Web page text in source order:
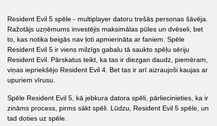
Resident Evil 5 spēle - multiplayer datoru trešās personas šāvēja.
Ražotājs uzņēmums investējis maksimālas pūles un dvēseli, bet
to, kas notika beigās nav ļoti apmierināta ar faniem. Spēle
Resident Evil 5 ir viens milzīgs gabalu tā saukto spēļu sēriju
Resident Evil. Pārskatus teikt, ka tas ir diezgan daudz, piemēram,
viņas iepriekšējo Resident Evil 4. Bet tas ir arī aizraujoši kaujas ar
upuriem vīrusu.
Spēle Resident Evil 5, kā jebkura datora spēli, pārliecinieties, ka ir
zināms process, pirms sākt spēli. Lūdzu, Resident Evil 5 spēle, un
tad doties uz spēle.